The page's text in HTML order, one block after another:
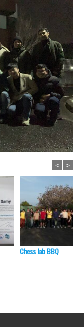
Chess lab BBQ
< >